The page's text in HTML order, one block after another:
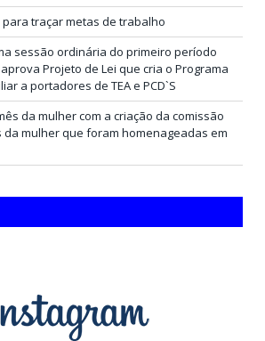
traçar metas de trabalho
sessão ordinária do primeiro período
Projeto de Lei que cria o Programa
a portadores de TEA e PCD`S
da mulher com a criação da comissão
mulher que foram homenageadas em